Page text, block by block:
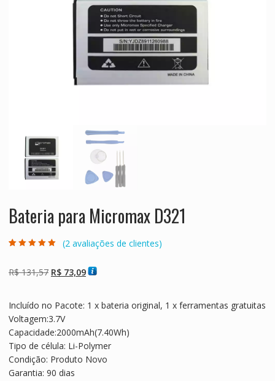
Bateria para Micromax D321
baseado em
avaliações de
(2avaliações de clientes)
R$131,57 O
era:
R$ 131,57.
R$73,09O
é:
Incluído no Pacote: 1 x bateria original, 1 x ferramentas gratuitas
Voltagem:3.7V
Capacidade:2000mAh(7.40Wh)
Tipo de célula: Li-Polymer
Condição: Produto Novo
Garantia: 90 dias